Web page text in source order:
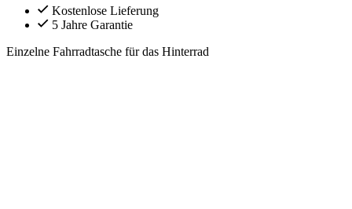
Kostenlose Lieferung
5 Jahre Garantie
Einzelne Fahrradtasche für das Hinterrad